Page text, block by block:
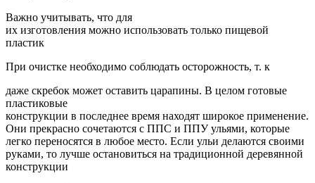
Важно учитывать, что для
их изготовления можно использовать только пищевой
пластик
При очистке необходимо соблюдать осторожность, т. к
даже скребок может оставить царапины. В целом готовые
пластиковые
конструкции в последнее время находят широкое применение.
Они прекрасно сочетаются с ППС и ППУ ульями, которые
легко переносятся в любое место. Если ульи делаются своими
руками, то лучше остановиться на традиционной деревянной
конструкции